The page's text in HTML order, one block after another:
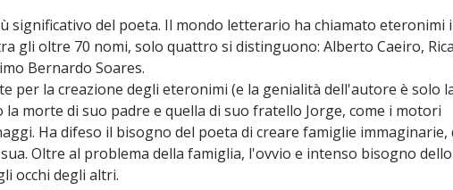
significativo del poeta. Il mondo letterario ha chiamato eteronimi i
gli oltre 70 nomi, solo quattro si distinguono: Alberto Caeiro,
Bernardo Soares.
per la creazione degli eteronimi (e la genialità dell'autore è solo
morte di suo padre e quella di suo fratello Jorge, come i motori
Ha difeso il bisogno del poeta di creare famiglie immaginarie,
Oltre al problema della famiglia, l'ovvio e intenso bisogno dello
occhi degli altri.